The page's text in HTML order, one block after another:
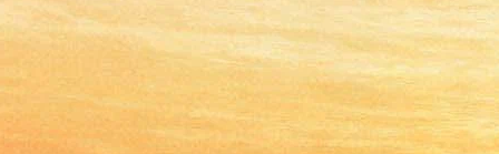
«Сплин» завез на
«Ленфильм» 5 тонн песка
11 августа 2016,13:32 Версия для печати